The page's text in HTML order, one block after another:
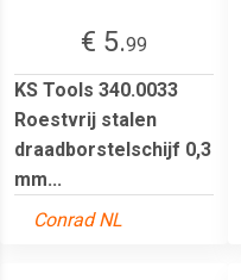
€ 5.99
KS Tools 340.0033
Roestvrij stalen
draadborstelschijf 0,3
mm...
Conrad NL